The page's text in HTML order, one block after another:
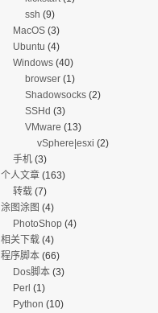
ssh (9)
MacOS(3)
Ubuntu (4)
Windows(40)
browser(1)
Shadowsocks(2)
SSHd (3)
VMware (13)
vSphere|esxi (2)
手机(3)
个人文章(163)
转载(7)
涂图涂图 (4)
PhotoShop(4)
相关下载(4)
程序脚本(66)
Dos脚本(3)
Perl (1)
Python (10)